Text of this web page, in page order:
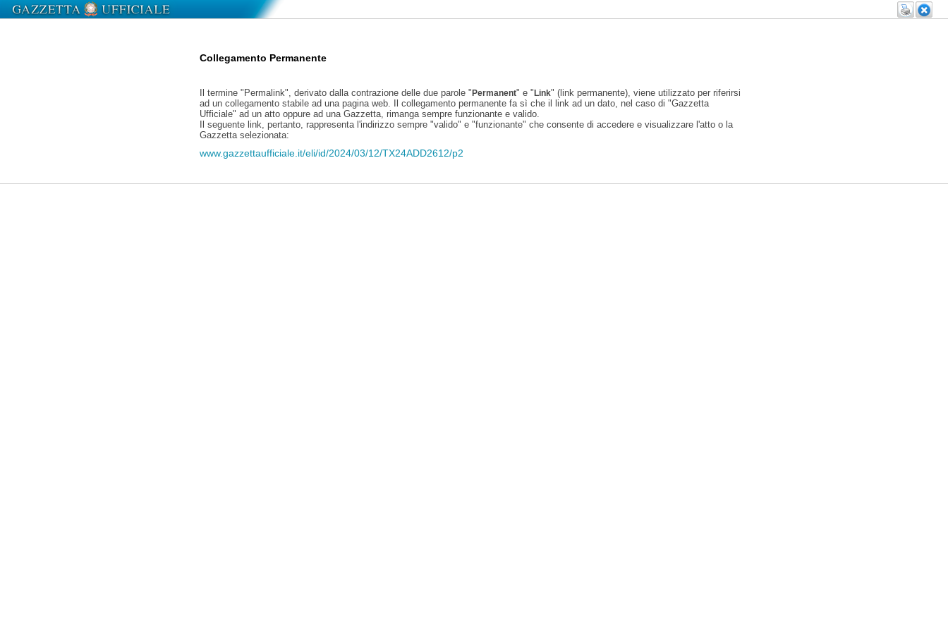
Collegamento Permanente
Il termine "Permalink", derivato dalla contrazione delle due parole "Permanent" e "Link" (link permanente), viene utilizzato per riferirsi
ad un collegamento stabile ad una pagina web. Il collegamento permanente fa sì che il link ad un dato, nel caso di "Gazzetta
Ufficiale" ad un atto oppure ad una Gazzetta, rimanga sempre funzionante e valido.
Il seguente link, pertanto, rappresenta l'indirizzo sempre "valido" e "funzionante" che consente di accedere e visualizzare l'atto o la
Gazzetta selezionata:
www.gazzettaufficiale.it/eli/id/2024/03/12/TX24ADD2612/p2